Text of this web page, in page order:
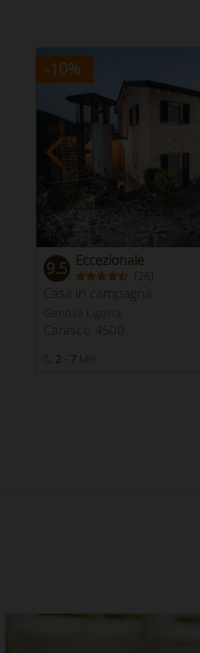
-10%
9.5 Eccezionale
(26 )
Casa in campagna
Genova Liguria
Carasco 4500
2 - 7 Min